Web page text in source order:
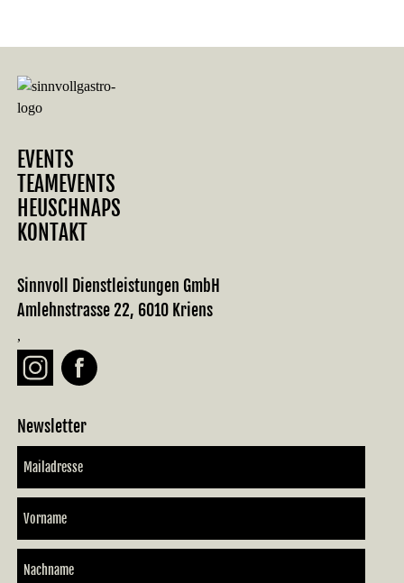
Sinnvoll Dienstleistungen GmbH
Amlehnstrasse 22, 6010 Kriens
,
EVENTS
TEAMEVENTS
HEUSCHNAPS
KONTAKT
Newsletter